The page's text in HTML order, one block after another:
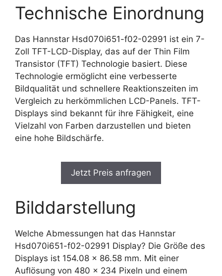
Technische Einordnung
Das Hannstar Hsd070i651-f02-02991 ist ein 7-
Zoll TFT-LCD-Display, das auf der Thin Film
Transistor (TFT) Technologie basiert. Diese
Technologie ermöglicht eine verbesserte
Bildqualität und schnellere Reaktionszeiten im
Vergleich zu herkömmlichen LCD-Panels. TFT-
Displays sind bekannt für ihre Fähigkeit, eine
Vielzahl von Farben darzustellen und bieten
eine hohe Bildschärfe.
Jetzt Preis anfragen
Bilddarstellung
Welche Abmessungen hat das Hannstar
Hsd070i651-f02-02991 Display? Die Größe des
Displays ist 154.08 x 86.58 mm. Mit einer
Auflösung von 480 x 234 Pixeln und einem